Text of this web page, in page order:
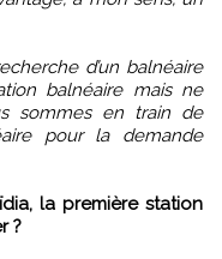
d’un balnéaire
balnéaire mais ne
sommes en train de
pour la demande
la première station
?